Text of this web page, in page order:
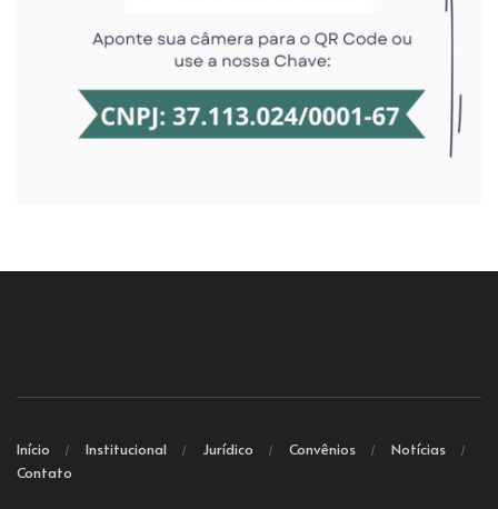
Início Institucional Jurídico Convênios
Notícias
Contato